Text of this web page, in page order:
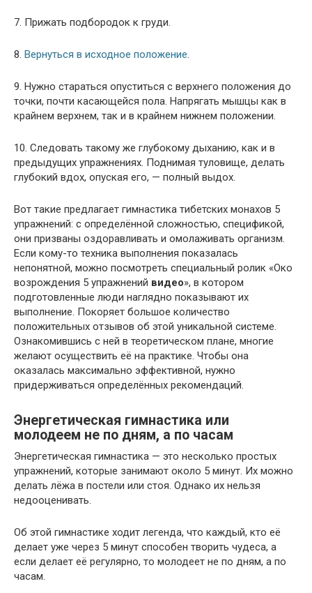
7. Прижать подбородок к груди.
8. Вернуться в исходное положение.
9. Нужно стараться опуститься с верхнего положения до
точки, почти касающейся пола. Напрягать мышцы как в
крайнем верхнем, так и в крайнем нижнем положении.
10. Следовать такому же глубокому дыханию, как и в
предыдущих упражнениях. Поднимая туловище, делать
глубокий вдох, опуская его, — полный выдох.
Вот такие предлагает гимнастика тибетских монахов 5
упражнений: с определённой сложностью, спецификой,
они призваны оздоравливать и омолаживать организм.
Если кому-то техника выполнения показалась
непонятной, можно посмотреть специальный ролик «Око
возрождения 5 упражнений видео», в котором
подготовленные люди наглядно показывают их
выполнение. Покоряет большое количество
положительных отзывов об этой уникальной системе.
Ознакомившись с ней в теоретическом плане, многие
желают осуществить её на практике. Чтобы она
оказалась максимально эффективной, нужно
придерживаться определённых рекомендаций.
Энергетическая гимнастика или
молодеем не по дням, а по часам
Энергетическая гимнастика — это несколько простых
упражнений, которые занимают около 5 минут. Их можно
делать лёжа в постели или стоя. Однако их нельзя
недооценивать.
Об этой гимнастике ходит легенда, что каждый, кто её
делает уже через 5 минут способен творить чудеса, а
если делает её регулярно, то молодеет не по дням, а по
часам.